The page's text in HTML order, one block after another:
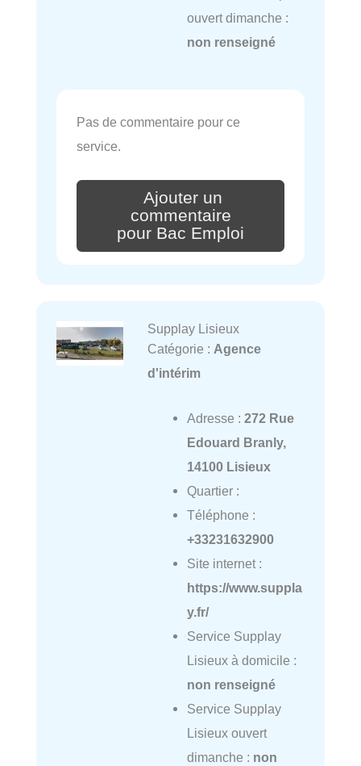
ouvert dimanche :
non renseigné
Pas de commentaire pour ce
service.
Ajouter un
commentaire
pour Bac Emploi
Supplay Lisieux
Catégorie : Agence
d'intérim
Adresse : 272 Rue
Edouard Branly,
14100 Lisieux
Quartier :
Téléphone :
+33231632900
Site internet :
https://www.suppla
y.fr/
Service Supplay
Lisieux à domicile :
non renseigné
Service Supplay
Lisieux ouvert
dimanche : non